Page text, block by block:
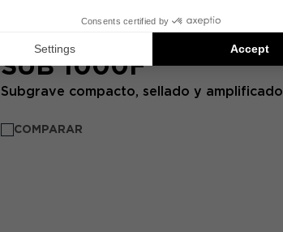
SUB 1000F
Subgrave compacto, sellado y amplificado
COMPARAR